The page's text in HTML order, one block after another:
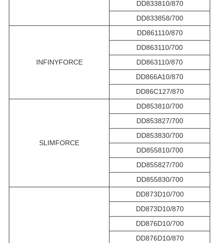
DD833810/870
DD833858/700
INFINYFORCE
DD861110/870
DD863110/700
DD863110/870
DD866A10/870
DD86C127/870
SLIMFORCE
DD853810/700
DD853827/700
DD853830/700
DD855810/700
DD855827/700
DD855830/700
DD873D10/700
DD873D10/870
DD876D10/700
DD876D10/870